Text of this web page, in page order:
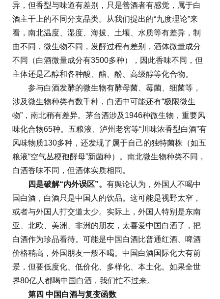
异，但香型与味道有差别，只是善酒者有感觉，属于白
酒主干上的不同分支品类。从我们提出的“九度理论”来
看，南北温度、湿度、海拔、土壤、水质等有差异，制
曲不同，微生物不同，发酵过程有差别，酒体微量成分
不同（白酒微量成分有3500多种），因此香味不同，但
主体还是乙醇和各种酸、酯、酚、高级醇等化合物。
参与白酒发酵的微生物有酵母菌、霉菌、细菌等，
涉及微生物种类有数千种，白酒中可能还有“极限微生
物”，南北稍有差异。茅台酒涉及1946种微生物，重要风
味化合物65种。五粮液、泸州老窖等“川味浓香型白酒”有
风味物质130多种，还发现了属于自己的独特菌株（如五
粮液“空气丛梗孢酵母”新菌种）。南北微生物种类不同，
白酒香味不同，但酒体实质相同。
四是破解“内外误区”。 有舆论认为，外国人不喝中
国白酒，白酒只是中国人的饮品。这可能是视野太窄，
或者与外国人打交道太少。实际上，外国人特别是东南
亚、北欧、美洲、非洲的朋友，太喜爱中国白酒了，把
白酒作为珍品看待。可能是中国白酒比普通红酒、啤酒
价格稍高，外国朋友一般不喝。中国白酒国际化大有前
景，但要低度化、低价化、多样化、本土化。如果全世
界80亿人都喝中国白酒，我们忙不过来。
第四 中国白酒与复变函数